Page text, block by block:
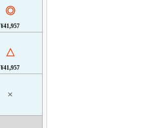
◎
¥41,957
△
¥41,957
×